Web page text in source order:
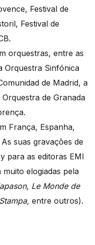
Festival de
Festival de
orquestras, entre as
Orquestra Sinfónica
de Madrid, a
de Granada
França, Espanha,
suas gravações de
para as editoras EMI
elogiadas pela
, Le Monde de
entre outros).